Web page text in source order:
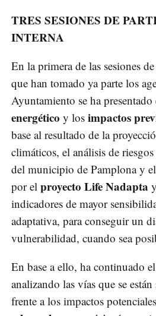
TRES SESIONES DE
INTERNA
En la primera de las sesiones
que han tomado ya parte los
Ayuntamiento se ha presentado
energético y los impactos
base al resultado de la
climáticos, el análisis de
del municipio de Pamplona y
por el proyecto Life Nadapta
indicadores de mayor
adaptativa, para conseguir un
vulnerabilidad, cuando sea
En base a ello, ha continuado
analizando las vías que se
frente a los impactos